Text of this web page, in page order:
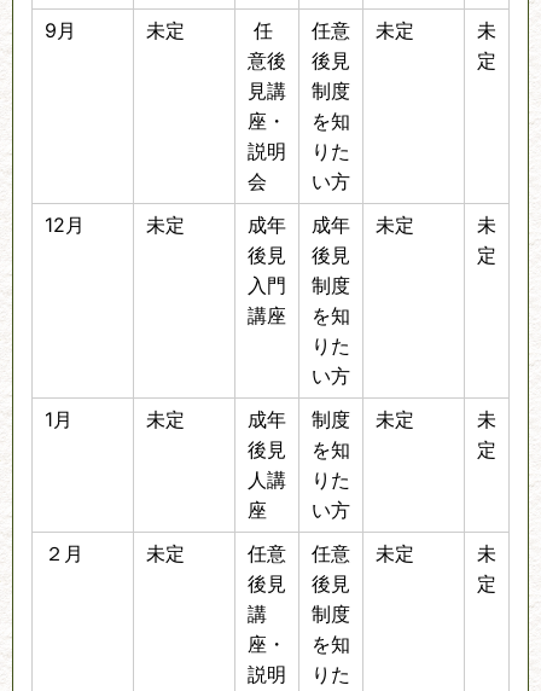
9月 未定
任
意後
見講
座・
説明
会
任意
後見
制度
を知
りた
い方
未定
未
定
12月 未定
成年
後見
入門
講座
成年
後見
制度
を知
りた
い方
未定
未
定
1月 未定
成年
後見
人講
座
制度
を知
りた
い方
未定
未
定
２月 未定
任意
後見
講
座・
説明
任意
後見
制度
を知
りた
未定
未
定